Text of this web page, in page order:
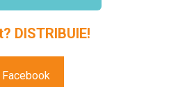
DISTRIBUIE!
Facebook